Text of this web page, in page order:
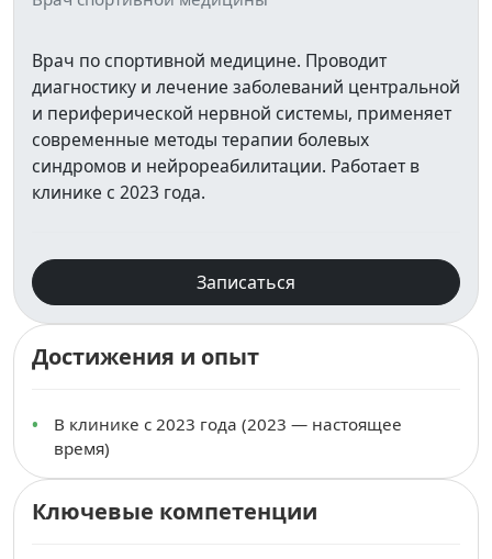
Врач по спортивной медицине. Проводит
диагностику и лечение заболеваний центральной
и периферической нервной системы, применяет
современные методы терапии болевых
синдромов и нейрореабилитации. Работает в
клинике с 2023 года.
Записаться
Достижения и опыт
В клинике с 2023 года (2023 — настоящее
время)
Ключевые компетенции